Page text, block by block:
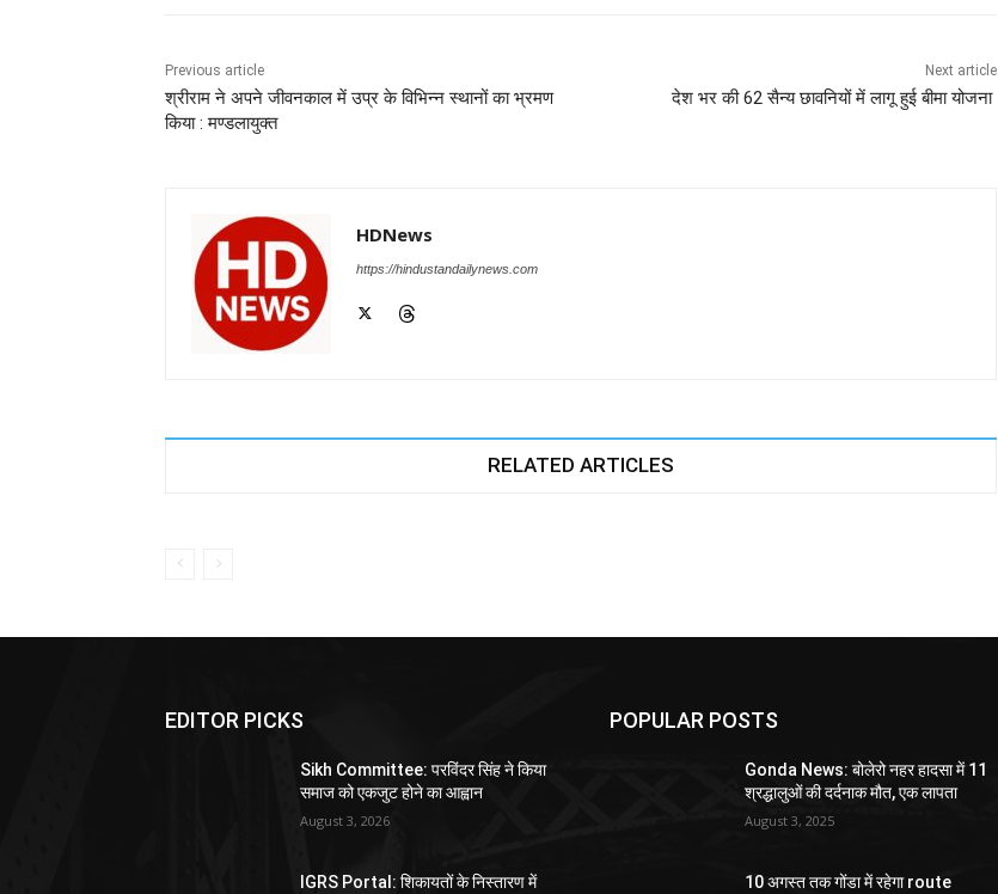
o
o
p
p
er
Previous article
श्रीराम ने अपने जीवनकाल में उप्र के विभिन्न स्थानों का भ्रमण
किया : मण्डलायुक्त
Next article
देश भर की 62 सैन्य छावनियों ​में लागू हुई बीमा योजना ​
HDNews
https://hindustandailynews.com
RELATED ARTICLES
EDITOR PICKS
Sikh Committee: परविंदर सिंह ने किया
समाज को एकजुट होने का आह्वान
August 3, 2026
IGRS Portal: शिकायतों के निस्तारण में
POPULAR POSTS
Gonda News: बोलेरो नहर हादसा में 11
श्रद्धालुओं की दर्दनाक मौत, एक लापता
August 3, 2025
10 अगस्त तक गोंडा में रहेगा route